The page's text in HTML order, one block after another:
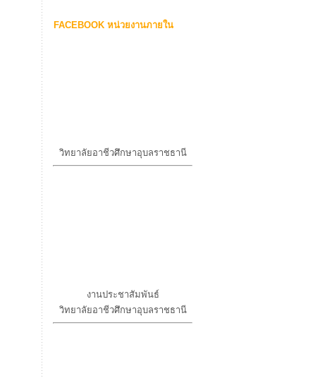
FACEBOOK หน่วยงานภายใน
วิทยาลัยอาชีวศึกษาอุบลราชธานี
งานประชาสัมพันธ์
วิทยาลัยอาชีวศึกษาอุบลราชธานี